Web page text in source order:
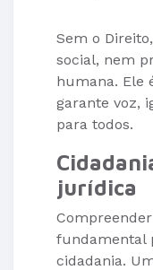
Sem o
social, nem
humana. Ele
garante voz,
para todos.
jurídica
fundamental
cidadania.